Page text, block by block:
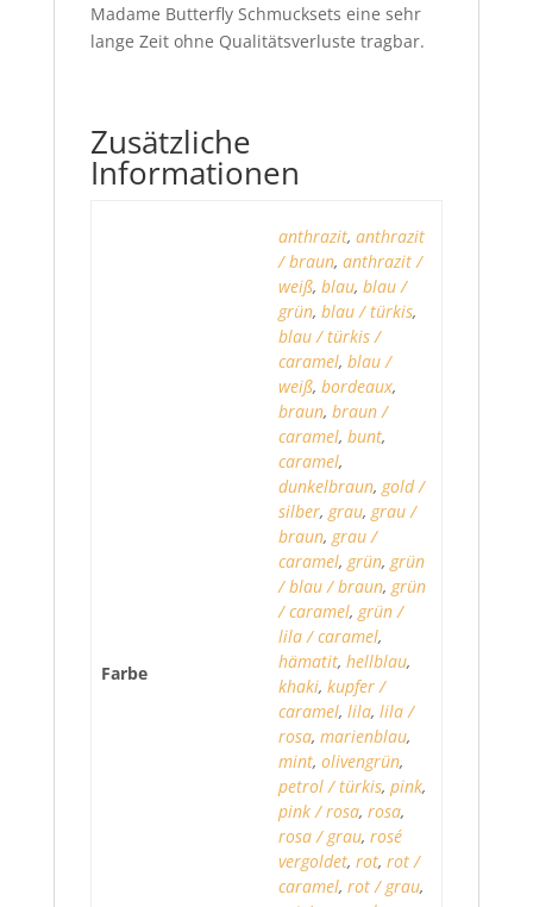
Madame Butterfly Schmucksets eine sehr
lange Zeit ohne Qualitätsverluste tragbar.
Zusätzliche
Informationen
Farbe
anthrazit, anthrazit
/ braun, anthrazit /
weiß, blau, blau /
grün, blau / türkis,
blau / türkis /
caramel, blau /
weiß, bordeaux,
braun, braun /
caramel, bunt,
caramel,
dunkelbraun, gold /
silber, grau, grau /
braun, grau /
caramel, grün, grün
/ blau / braun, grün
/ caramel, grün /
lila / caramel,
hämatit, hellblau,
khaki, kupfer /
caramel, lila, lila /
rosa, marienblau,
mint, olivengrün,
petrol / türkis, pink,
pink / rosa, rosa,
rosa / grau, rosé
vergoldet, rot, rot /
caramel, rot / grau,